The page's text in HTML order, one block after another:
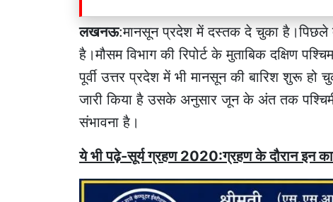
लखनऊ:मानसून प्रदेश में दस्तक दे चुका है।पिछले
है।मौसम विभाग की रिपोर्ट के मुताबिक दक्षिण
पूर्वी उत्तर प्रदेश में भी मानसून की बारिश शुरू
जारी किया है उसके अनुसार जून के अंत तक
संभावना है।
ये भी पढ़े-सूर्य ग्रहण 2020:ग्रहण के दौरान इन